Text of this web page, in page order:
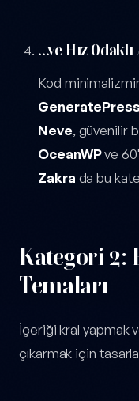
...ve Hız
Kod
GeneratePress
Neve, güvenilir
OceanWPve
Zakra da bu
Kategori 2:
Temaları
İçeriği kral yapmak
çıkarmak için